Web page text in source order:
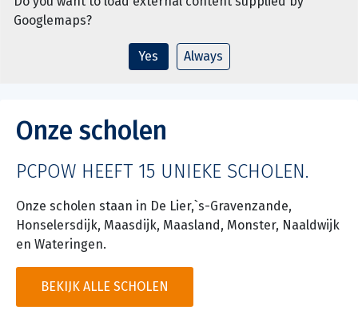
Googlemaps?
Yes Always
Onze scholen
PCPOW HEEFT 15 UNIEKE SCHOLEN.
Onze scholen staan in De Lier,`s-Gravenzande,
Honselersdijk, Maasdijk, Maasland, Monster, Naaldwijk
en Wateringen.
BEKIJK ALLE SCHOLEN